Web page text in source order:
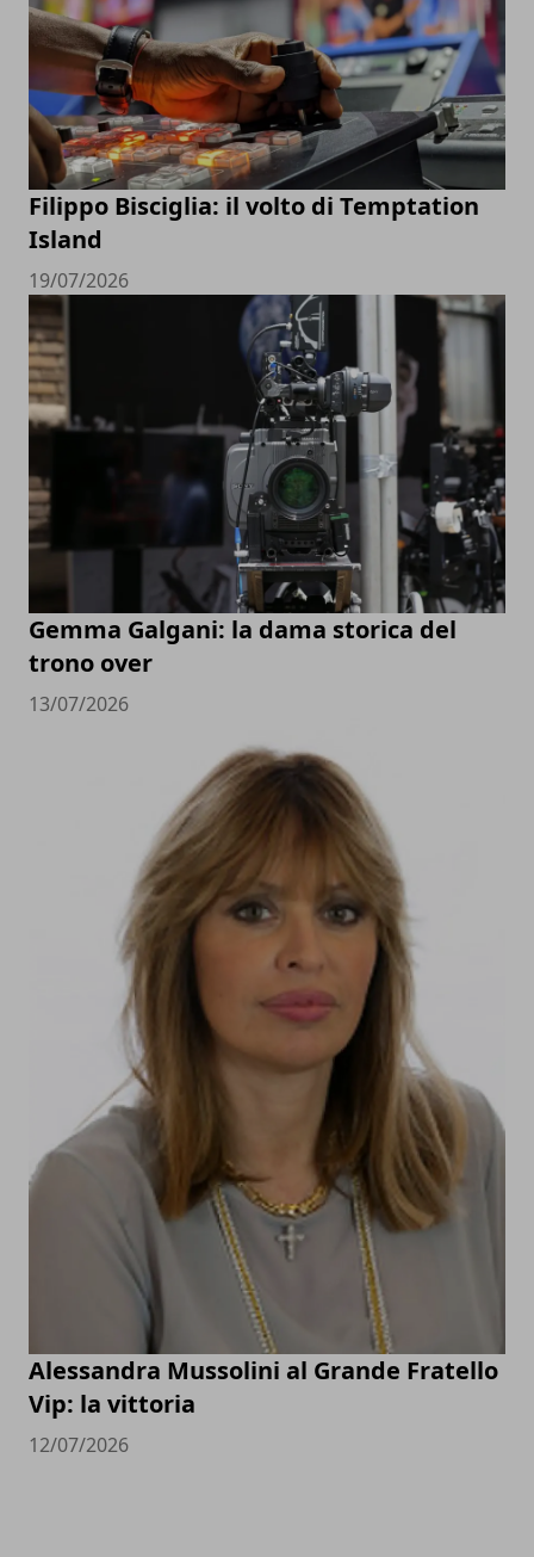
Filippo Bisciglia: il volto di Temptation
Island
19/07/2026
Gemma Galgani: la dama storica del
trono over
13/07/2026
Alessandra Mussolini al Grande Fratello
Vip: la vittoria
12/07/2026